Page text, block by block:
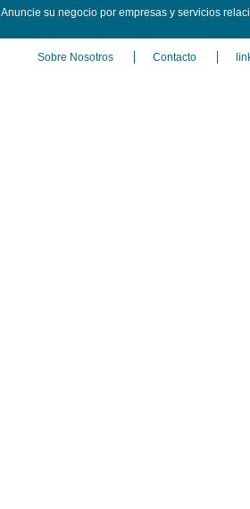
Anuncie su negocio por empresas y servicios
Sobre Nosotros Contacto